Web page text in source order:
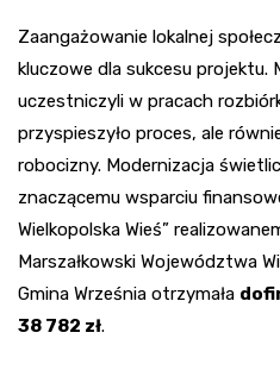
Zaangażowanie lokalnej
kluczowe dla sukcesu projektu.
uczestniczyli w pracach
przyspieszyło proces, ale
robocizny. Modernizacja
znaczącemu wsparciu
Wielkopolska Wieś”
Marszałkowski Województwa
Gmina Września otrzymała
38 782 zł.